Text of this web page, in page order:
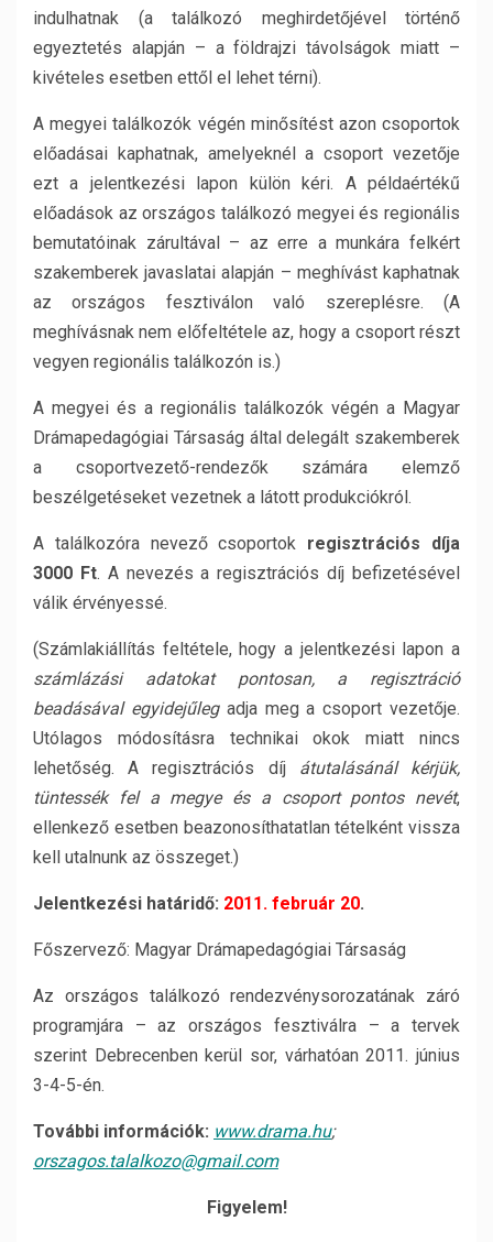
indulhatnak (a találkozó meghirdetőjével történő
egyeztetés alapján – a földrajzi távolságok miatt –
kivételes esetben ettől el lehet térni).
A megyei találkozók végén minősítést azon csoportok
előadásai kaphatnak, amelyeknél a csoport vezetője
ezt a jelentkezési lapon külön kéri. A példaértékű
előadások az országos találkozó megyei és regionális
bemutatóinak zárultával – az erre a munkára felkért
szakemberek javaslatai alapján – meghívást kaphatnak
az országos fesztiválon való szereplésre. (A
meghívásnak nem előfeltétele az, hogy a csoport részt
vegyen regionális találkozón is.)
A megyei és a regionális találkozók végén a Magyar
Drámapedagógiai Társaság által delegált szakemberek
a csoportvezető-rendezők számára elemző
beszélgetéseket vezetnek a látott produkciókról.
A találkozóra nevező csoportok regisztrációs díja
3000 Ft. A nevezés a regisztrációs díj befizetésével
válik érvényessé.
(Számlakiállítás feltétele, hogy a jelentkezési lapon a
számlázási adatokat pontosan, a regisztráció
beadásával egyidejűlegadja meg a csoport vezetője.
Utólagos módosításra technikai okok miatt nincs
lehetőség. A regisztrációs díj átutalásánál kérjük,
tüntessék fel a megye és a csoport pontos nevét,
ellenkező esetben beazonosíthatatlan tételként vissza
kell utalnunk az összeget.)
Jelentkezési határidő: 2011. február 20.
Főszervező: Magyar Drámapedagógiai Társaság
Az országos találkozó rendezvénysorozatának záró
programjára – az országos fesztiválra – a tervek
szerint Debrecenben kerül sor, várhatóan 2011. június
3-4-5-én.
További információk: www.drama.hu;
orszagos.talalkozo@gmail.com
Figyelem!